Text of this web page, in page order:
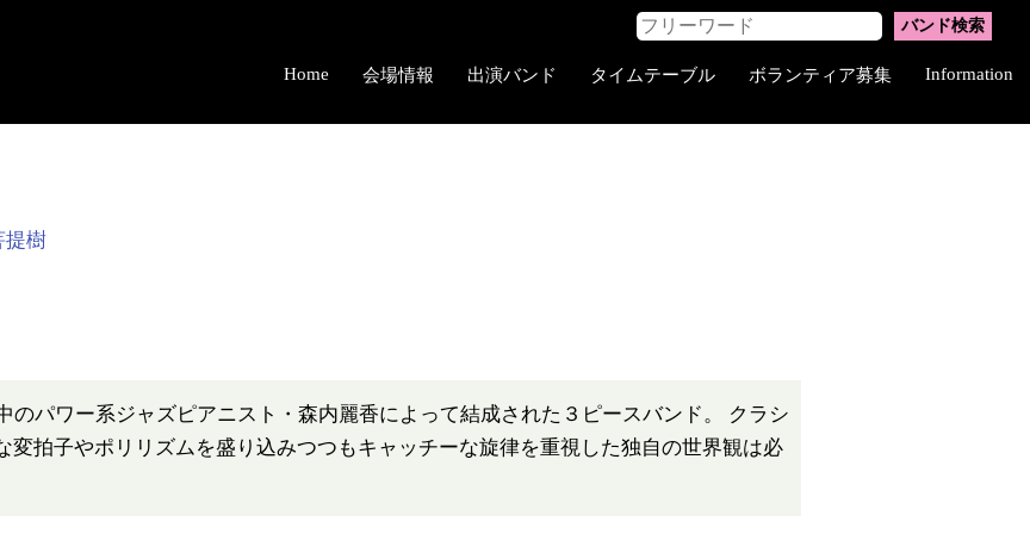
Home 会場情報 出演バンド タイムテーブル ボランティア募集 Information
提樹
のパワー系ジャズピアニスト・森内麗香によって結成された３ピースバンド。 クラシ
変拍子やポリリズムを盛り込みつつもキャッチーな旋律を重視した独自の世界観は必